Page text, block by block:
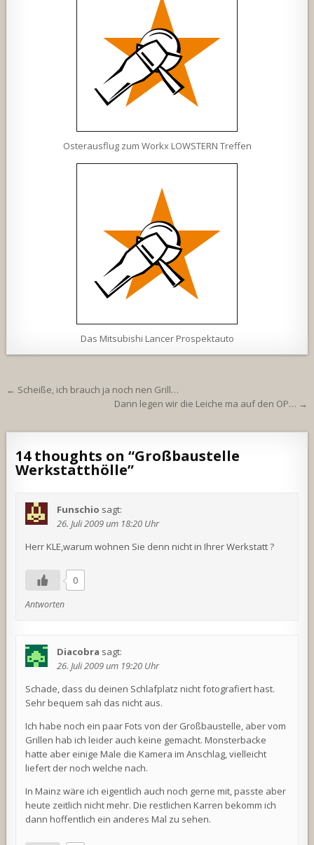
Osterausflug zum Workx LOWSTERN Treffen
Das Mitsubishi Lancer Prospektauto
Beitragsnavigation
← Scheiße, ich brauch ja noch nen Grill…
Dann legen wir die Leiche ma auf den OP… →
14 thoughts on “Großbaustelle
Werkstatthölle”
Funschio sagt:
26. Juli 2009 um 18:20 Uhr
Herr KLE,warum wohnen Sie denn nicht in Ihrer Werkstatt ?
0
Antworten
Diacobra sagt:
26. Juli 2009 um 19:20 Uhr
Schade, dass du deinen Schlafplatz nicht fotografiert hast.
Sehr bequem sah das nicht aus.
Ich habe noch ein paar Fots von der Großbaustelle, aber vom
Grillen hab ich leider auch keine gemacht. Monsterbacke
hatte aber einige Male die Kamera im Anschlag, vielleicht
liefert der noch welche nach.
In Mainz wäre ich eigentlich auch noch gerne mit, passte aber
heute zeitlich nicht mehr. Die restlichen Karren bekomm ich
dann hoffentlich ein anderes Mal zu sehen.